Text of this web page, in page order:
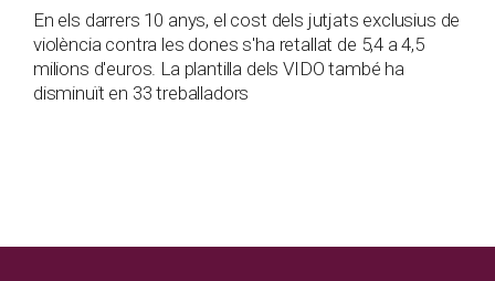
En els darrers 10 anys, el cost dels jutjats exclusius de
violència contra les dones s'ha retallat de 5,4 a 4,5
milions d'euros. La plantilla dels VIDO també ha
disminuït en 33 treballadors